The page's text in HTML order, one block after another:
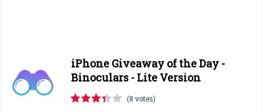
iPhone Giveaway of the Day -
Binoculars - Lite Version
(8 votes)